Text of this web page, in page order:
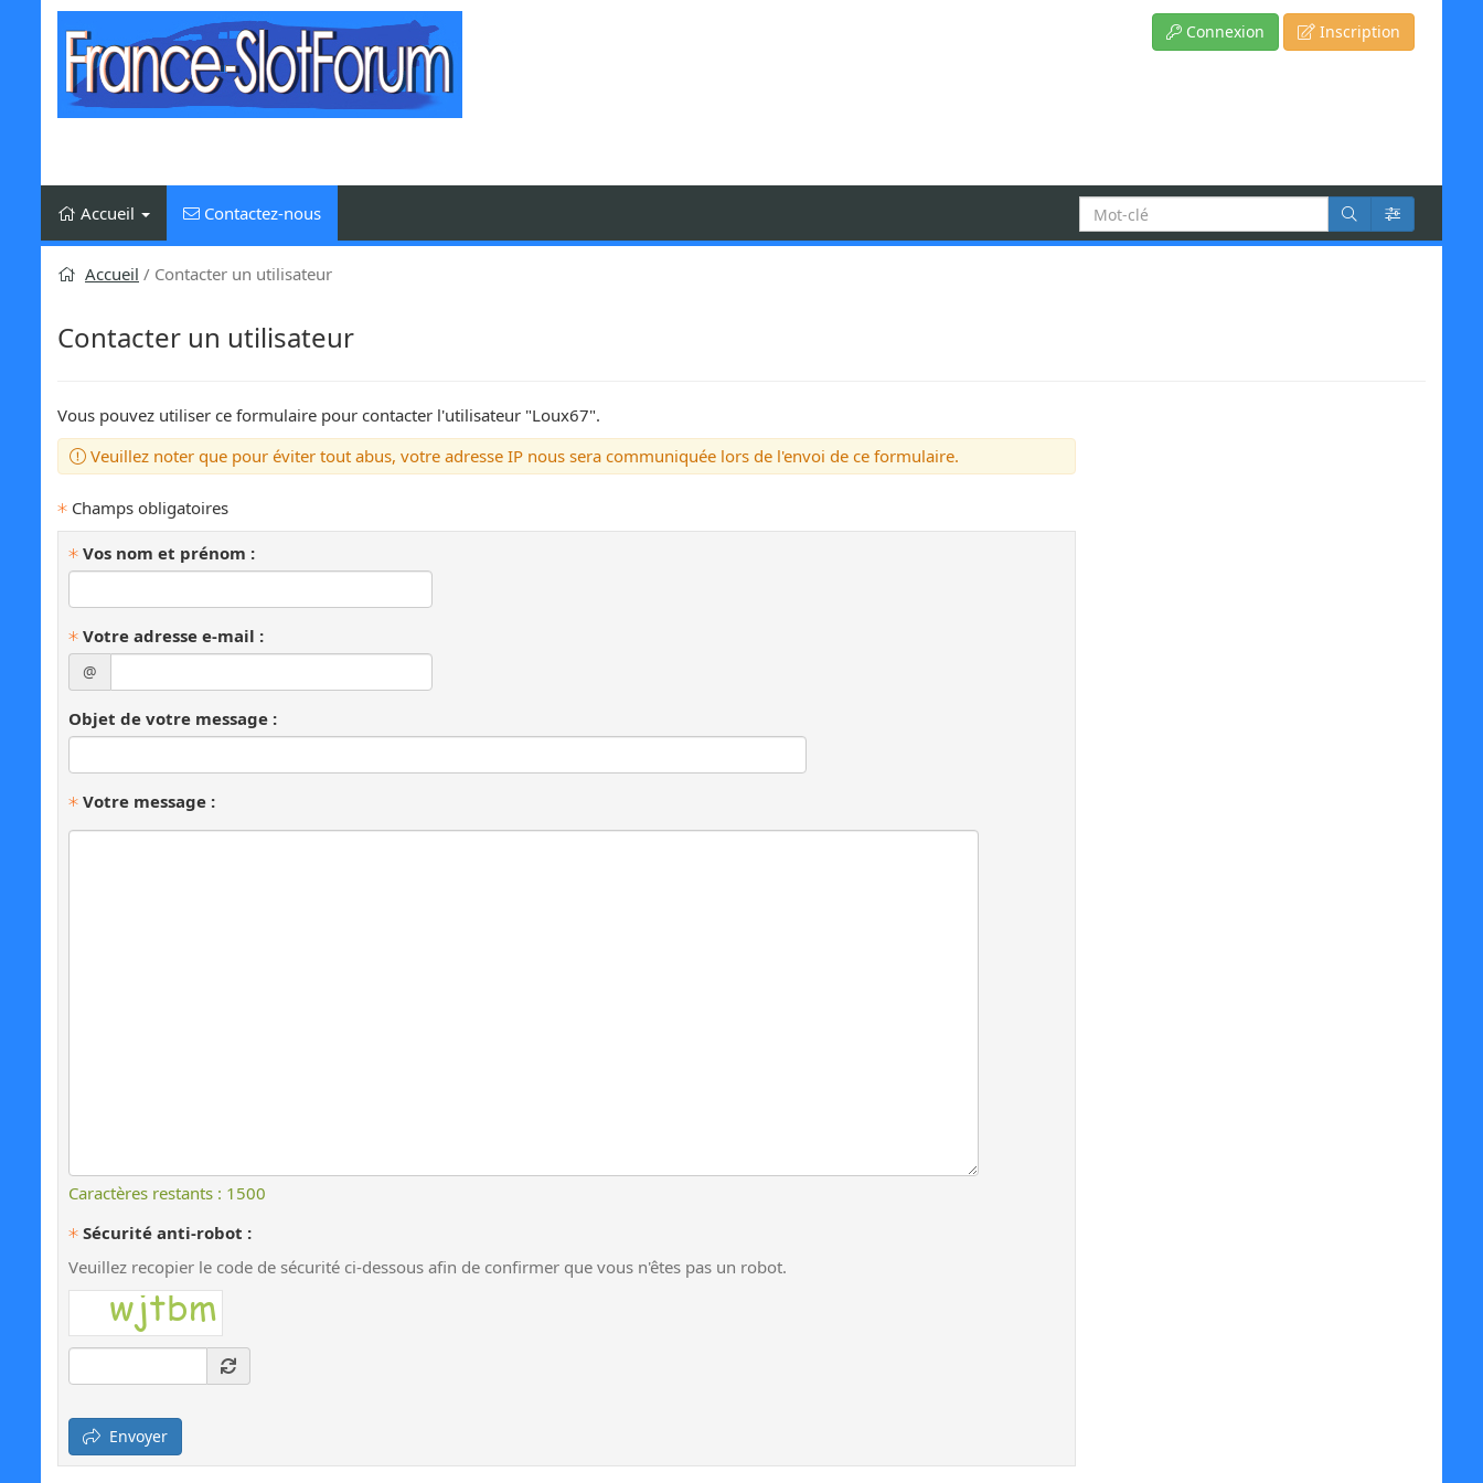
Connexion Inscription
Accueil Contactez-nous
Recherche
:
Accueil
Contacter un utilisateur
Contacter un utilisateur
Vous pouvez utiliser ce formulaire pour contacter l'utilisateur "Loux67".
Veuillez noter que pour éviter tout abus, votre adresse IP nous sera communiquée lors de l'envoi de ce formulaire.
Champs obligatoires
Vos nom et prénom :
Votre adresse e-mail :
@
Objet de votre message :
Votre message :
Caractères restants : 1500
Sécurité anti-robot :
Veuillez recopier le code de sécurité ci-dessous afin de confirmer que vous n'êtes pas un robot.
Code illisible
Envoyer